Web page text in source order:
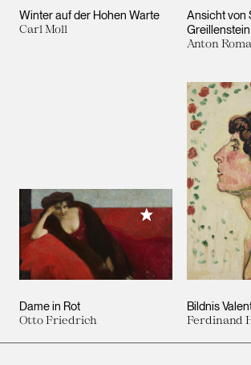
Winter auf der Hohen Warte
Carl Moll
Ansicht von
Anton
Dame in Rot
Otto Friedrich
Meiner Sammlung
Bildnis
Ferdinand